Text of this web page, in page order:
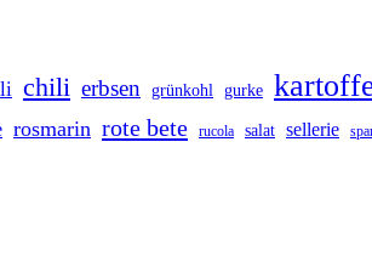
chili erbsen grünkohl gurke
rosmarin rote bete rucola salat sellerie